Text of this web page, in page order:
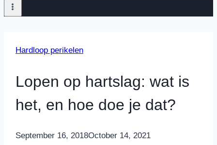
Hardloop perikelen
Lopen op hartslag: wat is
het, en hoe doe je dat?
ByNicole
September 16, 2018October 14, 2021